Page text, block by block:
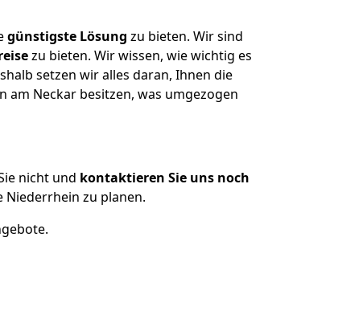
günstigste Lösung zu bieten. Wir sind
zu bieten. Wir wissen, wie wichtig es
setzen wir alles daran, Ihnen die
am Neckar besitzen, was umgezogen
nicht und kontaktieren Sie uns noch
Niederrhein zu planen.